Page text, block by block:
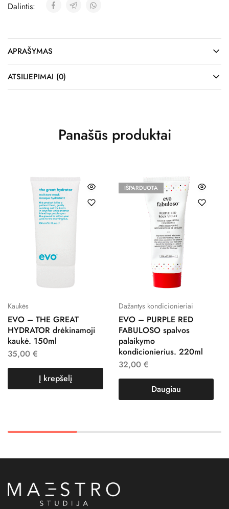
Dalintis:
APRAŠYMAS
ATSILIEPIMAI (0)
Panašūs produktai
Kaukės
EVO – THE GREAT
HYDRATOR drėkinamoji
kaukė. 150ml
35,00 €
Į krepšelį
IŠPARDUOTA
Dažantys kondicionieriai
EVO – PURPLE RED
FABULOSO spalvos
palaikymo
kondicionierius. 220ml
32,00 €
Daugiau